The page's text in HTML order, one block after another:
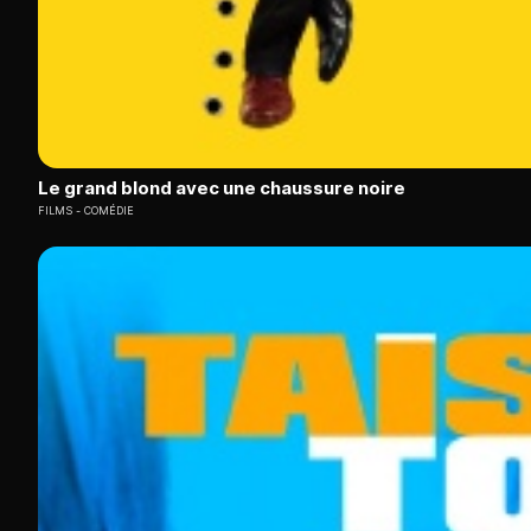
Le grand blond avec une chaussure noire
FILMS COMÉDIE